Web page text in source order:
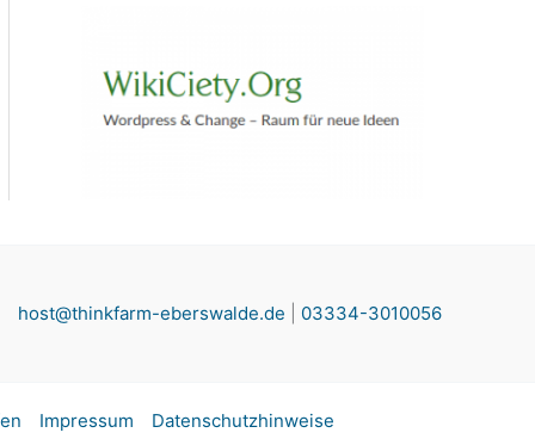
host@thinkfarm-eberswalde.de 03334-3010056
Impressum Datenschutzhinweise